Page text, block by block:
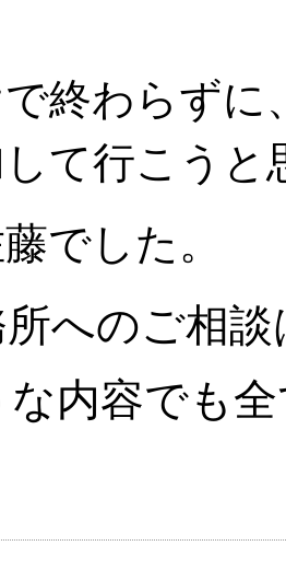
で終わらず
て行こうと
でした。
所へのご相
な内容でも